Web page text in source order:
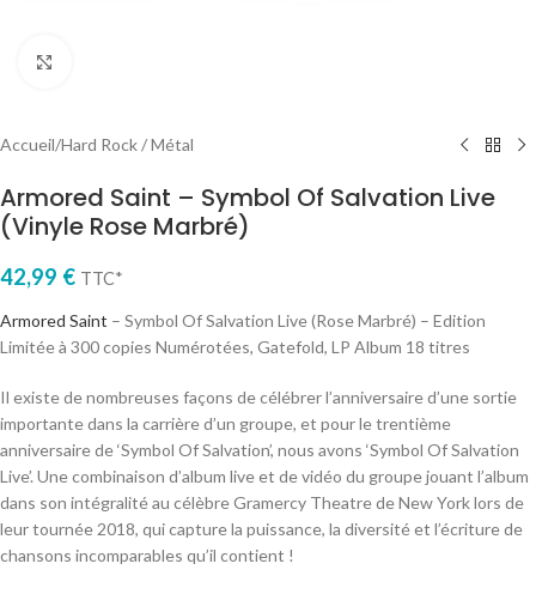
Accueil/Hard Rock / Métal
Armored Saint – Symbol Of Salvation Live
(Vinyle Rose Marbré)
42,99 € TTC*
Armored Saint – Symbol Of Salvation Live (Rose Marbré) – Edition
Limitée à 300 copies Numérotées, Gatefold, LP Album 18 titres
Il existe de nombreuses façons de célébrer l’anniversaire d’une sortie
importante dans la carrière d’un groupe, et pour le trentième
anniversaire de ‘Symbol Of Salvation’, nous avons ‘Symbol Of Salvation
Live’. Une combinaison d’album live et de vidéo du groupe jouant l’album
dans son intégralité au célèbre Gramercy Theatre de New York lors de
leur tournée 2018, qui capture la puissance, la diversité et l’écriture de
chansons incomparables qu’il contient !